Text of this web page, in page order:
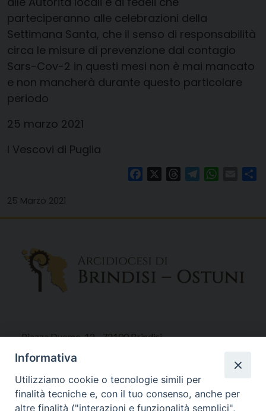
parteciperanno alle celebrazioni della
Settimana Santa, che il senso di responsabilità
circa le misure di prevenzione dal contagio
Sars-Cov-2 in questi mesi non è mai mancato
e non mancherà durante questo particolare
periodo
25 marzo 2021
I Vescovi di Puglia
FacebookThreadsTelegram Email
25 Marzo 2021
Piazza Duomo, 12 - 72100 Brindisi
Tel 0831.521958
Fax 0831.528315
Informativa
Utilizziamo cookie o tecnologie simili per
finalità tecniche e, con il tuo consenso, anche per
altre finalità ("interazioni e funzionalità semplici",